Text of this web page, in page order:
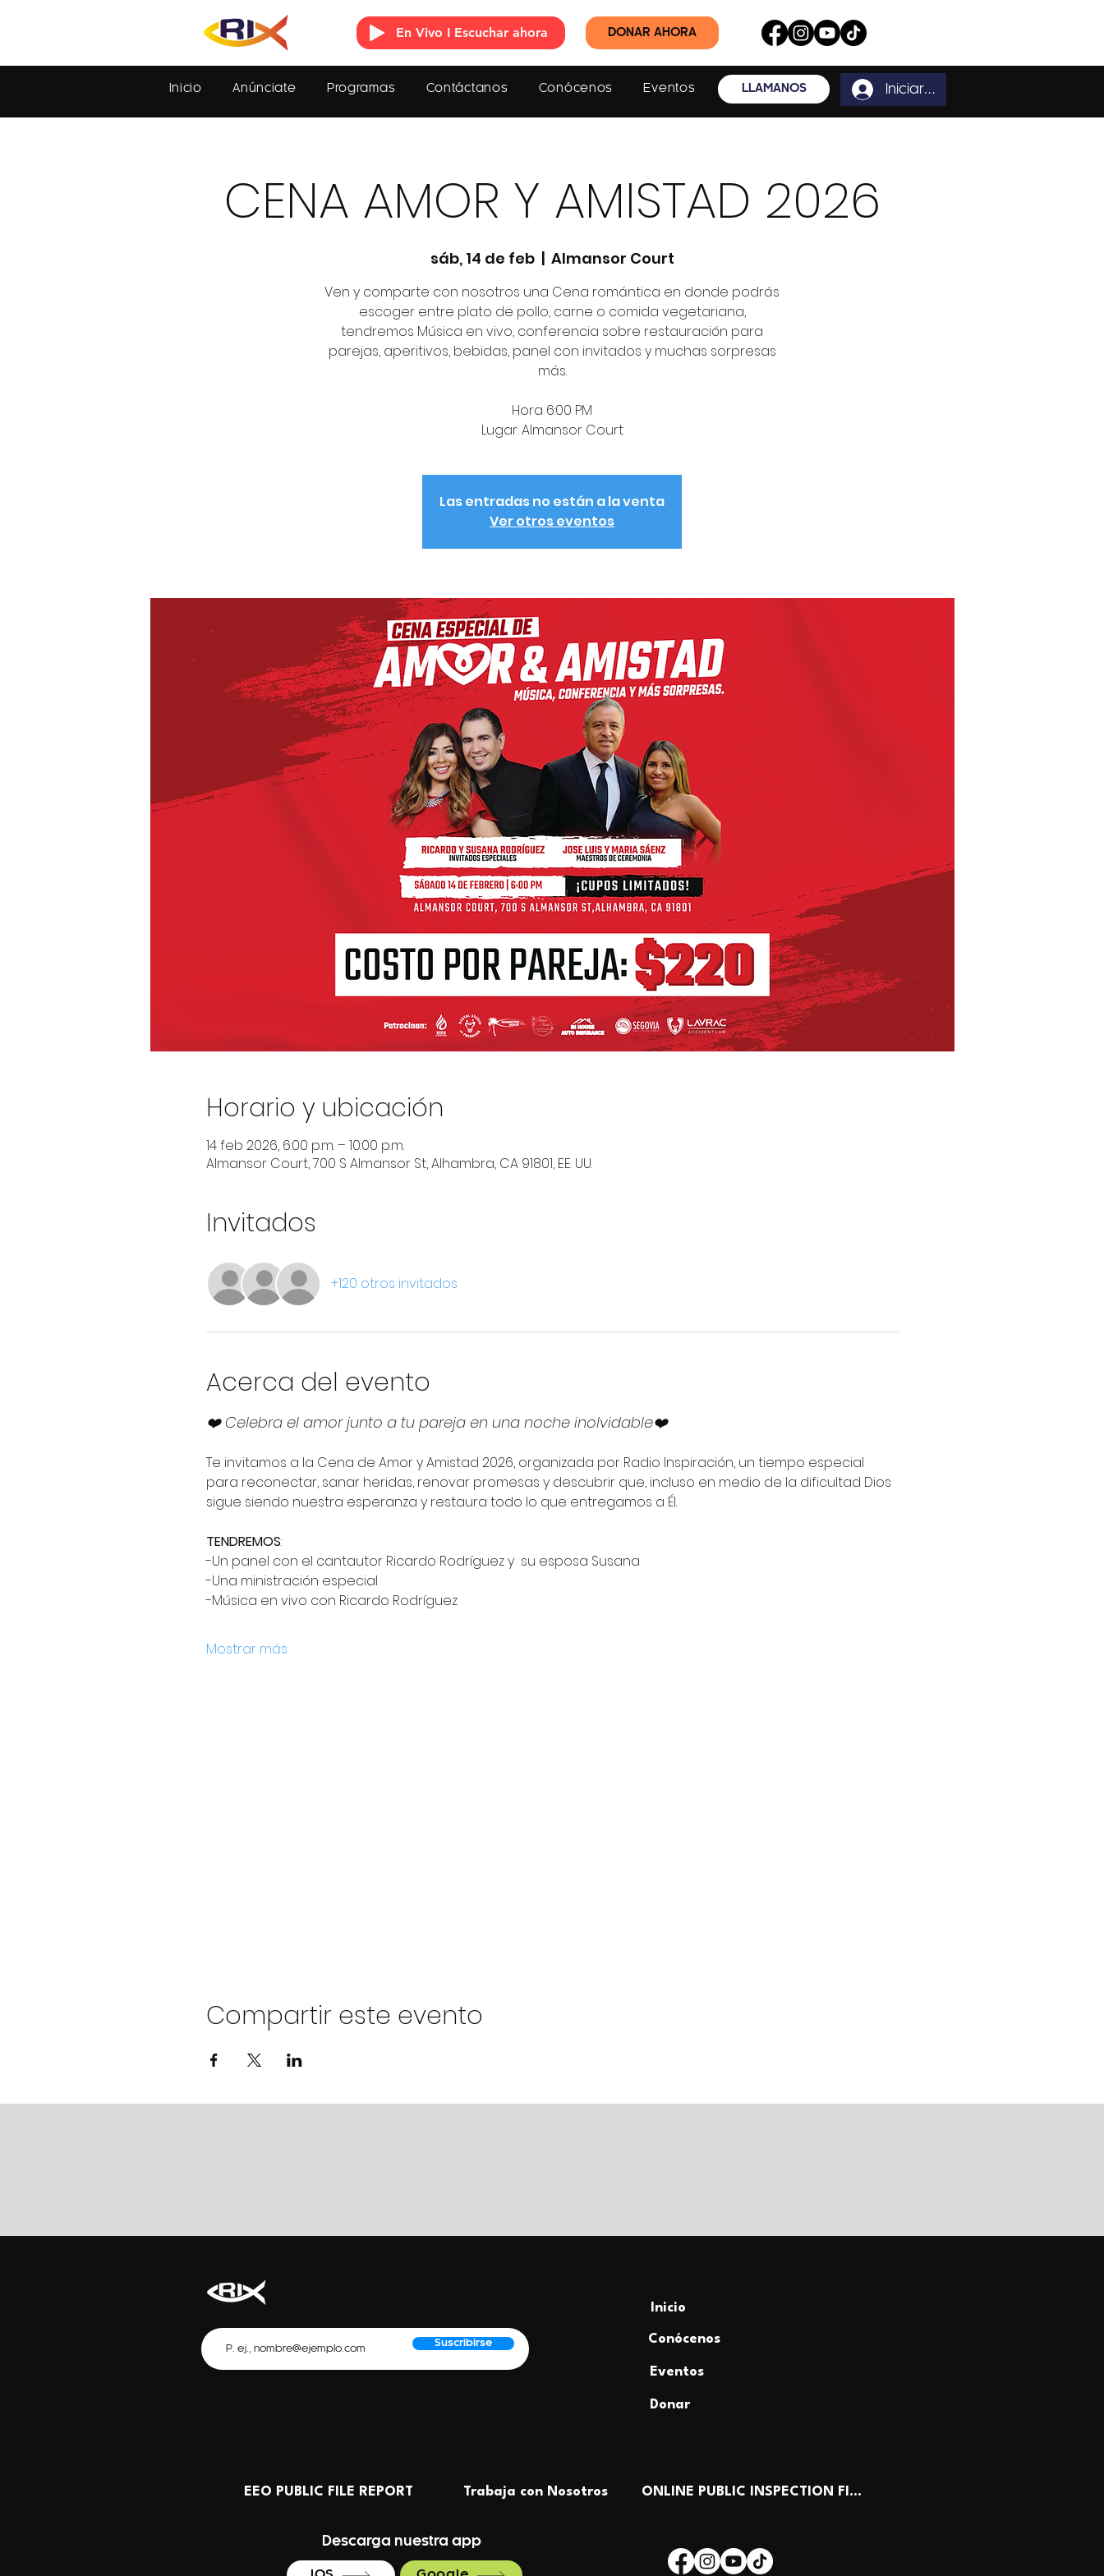
En Vivo I Escuchar ahora DONAR AHORA
Inicio Anúnciate Programas Contáctanos Conócenos Eventos LLÁMANOS Iniciar sesión
CENA AMOR Y AMISTAD 2026
sáb, 14 de feb
  |
Almansor Court
Ven y comparte con nosotros una Cena romántica en donde podrás
escoger entre plato de pollo, carne o comida vegetariana,
tendremos Música en vivo, conferencia sobre restauración para
parejas, aperitivos, bebidas, panel con invitados y muchas sorpresas
más.
Hora 6:00 PM
Lugar: Almansor Court
Las entradas no están a la venta
Ver otros eventos
Horario y ubicación
14 feb 2026, 6:00 p.m. – 10:00 p.m.
Almansor Court, 700 S Almansor St, Alhambra, CA 91801, EE. UU.
Invitados
+120 otros invitados
Acerca del evento
❤️ Celebra el amor junto a tu pareja en una noche inolvidable❤️
Te invitamos a la Cena de Amor y Amistad 2026, organizada por Radio Inspiración, un tiempo especial
para reconectar, sanar heridas, renovar promesas y descubrir que, incluso en medio de la dificultad Dios
sigue siendo nuestra esperanza y restaura todo lo que entregamos a Él.
TENDREMOS:
-Un panel con el cantautor Ricardo Rodríguez y  su esposa Susana
-Una ministración especial
-Música en vivo con Ricardo Rodríguez
Mostrar más
Compartir este evento
Suscribirse
EEO PUBLIC FILE REPORT Trabaja con Nosotros
Descarga nuestra app
Conócenos
Inicio
Eventos
Donar
ONLINE PUBLIC INSPECTION FILE